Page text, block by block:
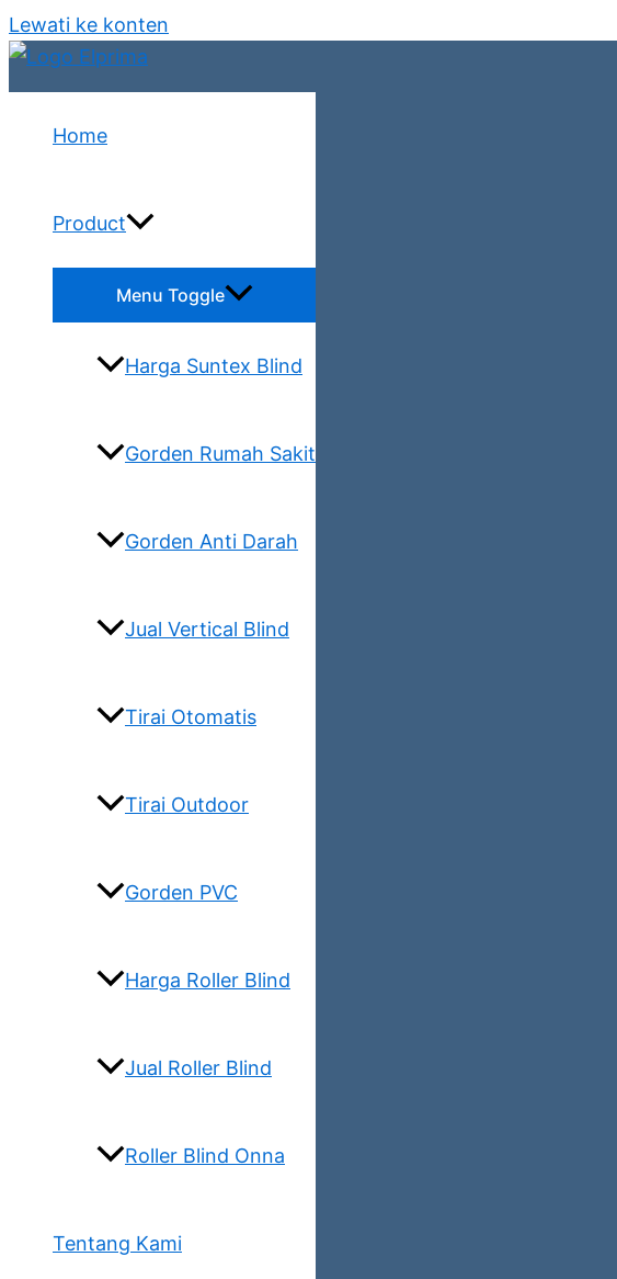
Lewati ke konten
Home
Product
Menu Toggle
Harga Suntex Blind
Gorden Rumah Sakit
Gorden Anti Darah
Jual Vertical Blind
Tirai Otomatis
Tirai Outdoor
Gorden PVC
Harga Roller Blind
Jual Roller Blind
Roller Blind Onna
Tentang Kami